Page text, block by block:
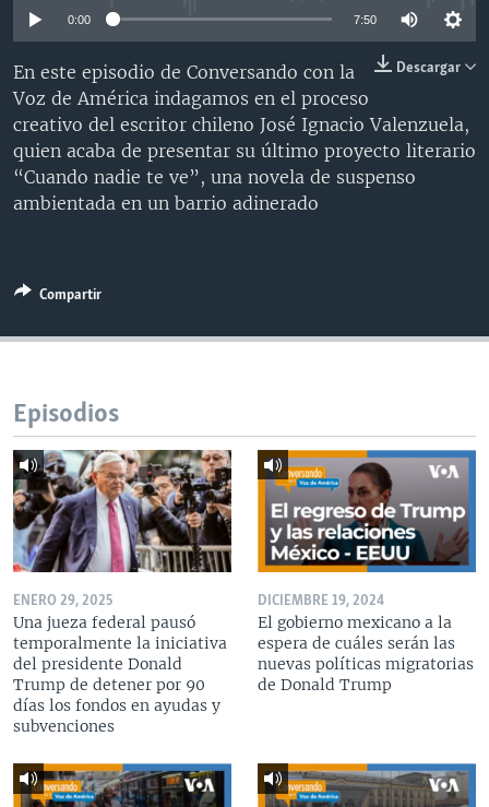
VENEZUELA
NICARAGUA
ECONOMÍA
TECNOLOGÍA
DEPORTES
CIENCIA Y SALUD
MULTIMEDIA
FOTOGRAFÍA
AUDIOS
EL MUNDO AL DÍA
FORO INTERAMERICANO
VISIÓN 360
LAS CLAVES
RADIO
AVANCE INFORMATIVO
AUDIONOTICIAS
BUENOS DÍAS AMÉRICA
EL MUNDO AL DÍA [RADIO]
FORO [RADIO]
NOTA ECONÓMICA
ENTRETENIMIENTO
DIRECT
DOCUMENTALES DE LA VOA
SÍGANOS
Idiomas
0:00 7:50
Descargar
En este episodio de Conversando con la
Voz de América indagamos en el proceso
creativo del escritor chileno José Ignacio Valenzuela,
quien acaba de presentar su último proyecto literario
“Cuando nadie te ve”, una novela de suspenso
ambientada en un barrio adinerado
Compartir
Episodios
ENERO 29, 2025
Una jueza federal pausó
temporalmente la iniciativa
del presidente Donald
Trump de detener por 90
días los fondos en ayudas y
subvenciones
DICIEMBRE 19, 2024
El gobierno mexicano a la
espera de cuáles serán las
nuevas políticas migratorias
de Donald Trump